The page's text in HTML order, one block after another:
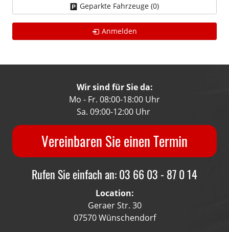
Geparkte Fahrzeuge (0)
Anmelden
Wir sind für Sie da:
Mo - Fr. 08:00-18:00 Uhr
Sa. 09:00-12:00 Uhr
Vereinbaren Sie einen Termin
Rufen Sie einfach an: 03 66 03 - 87 0 14
Location:
Geraer Str. 30
07570 Wünschendorf